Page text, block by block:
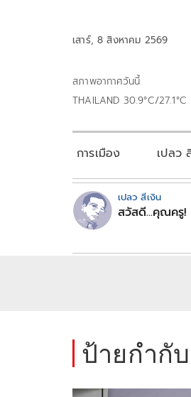
เสาร์, 8 สิงหาคม 2569
สภาพอากาศวันนี้
THAILAND 30.9°C/27.1°C
การเมือง เปลว
เปลว สีเงิน
สวัสดี...คุณครู!
ป้ายกำกับ